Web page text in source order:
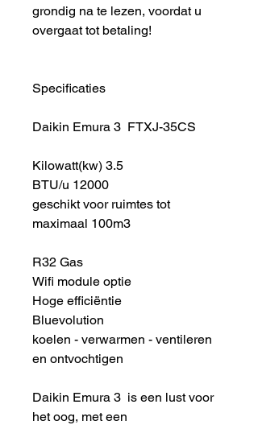
grondig na te lezen, voordat u
overgaat tot betaling!
Specificaties
Daikin Emura 3 FTXJ-35CS
Kilowatt(kw) 3.5
BTU/u 12000
geschikt voor ruimtes tot
maximaal 100m3
R32 Gas
Wifi module optie
Hoge efficiëntie
Bluevolution
koelen - verwarmen - ventileren
en ontvochtigen
Daikin Emura 3 is een lust voor
het oog, met een